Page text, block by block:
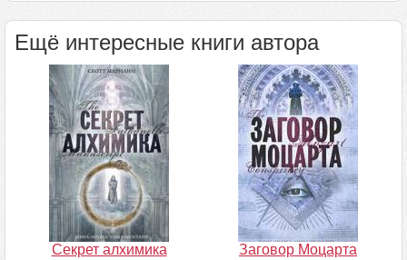
Ещё интересные книги автора
Секрет алхимика Заговор Моцарта